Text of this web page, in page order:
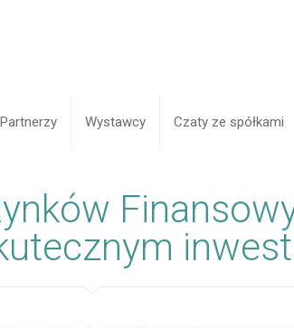
Partnerzy Wystawcy Czaty ze spółkami